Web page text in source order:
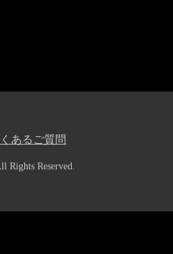
あるご質問
Rights Reserved.